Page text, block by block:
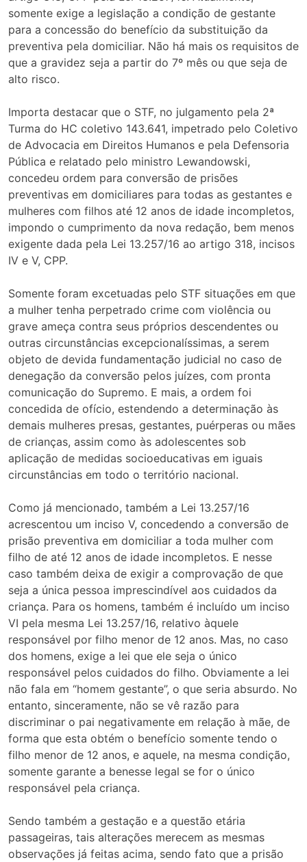
somente exige a legislação a condição de gestante
para a concessão do benefício da substituição da
preventiva pela domiciliar. Não há mais os requisitos de
que a gravidez seja a partir do 7º mês ou que seja de
alto risco.
Importa destacar que o STF, no julgamento pela 2ª
Turma do HC coletivo 143.641, impetrado pelo Coletivo
de Advocacia em Direitos Humanos e pela Defensoria
Pública e relatado pelo ministro Lewandowski,
concedeu ordem para conversão de prisões
preventivas em domiciliares para todas as gestantes e
mulheres com filhos até 12 anos de idade incompletos,
impondo o cumprimento da nova redação, bem menos
exigente dada pela Lei 13.257/16 ao artigo 318, incisos
IV e V, CPP.
Somente foram excetuadas pelo STF situações em que
a mulher tenha perpetrado crime com violência ou
grave ameça contra seus próprios descendentes ou
outras circunstâncias excepcionalíssimas, a serem
objeto de devida fundamentação judicial no caso de
denegação da conversão pelos juízes, com pronta
comunicação do Supremo. E mais, a ordem foi
concedida de ofício, estendendo a determinação às
demais mulheres presas, gestantes, puérperas ou mães
de crianças, assim como às adolescentes sob
aplicação de medidas socioeducativas em iguais
circunstâncias em todo o território nacional.
Como já mencionado, também a Lei 13.257/16
acrescentou um inciso V, concedendo a conversão de
prisão preventiva em domiciliar a toda mulher com
filho de até 12 anos de idade incompletos. E nesse
caso também deixa de exigir a comprovação de que
seja a única pessoa imprescindível aos cuidados da
criança. Para os homens, também é incluído um inciso
VI pela mesma Lei 13.257/16, relativo àquele
responsável por filho menor de 12 anos. Mas, no caso
dos homens, exige a lei que ele seja o único
responsável pelos cuidados do filho. Obviamente a lei
não fala em “homem gestante”, o que seria absurdo. No
entanto, sinceramente, não se vê razão para
discriminar o pai negativamente em relação à mãe, de
forma que esta obtém o benefício somente tendo o
filho menor de 12 anos, e aquele, na mesma condição,
somente garante a benesse legal se for o único
responsável pela criança.
Sendo também a gestação e a questão etária
passageiras, tais alterações merecem as mesmas
observações já feitas acima, sendo fato que a prisão